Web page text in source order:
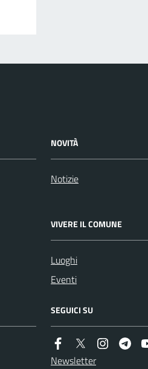
NOVITÀ
Notizie
VIVERE IL COMUNE
Luoghi
Eventi
SEGUICI SU
Newsletter